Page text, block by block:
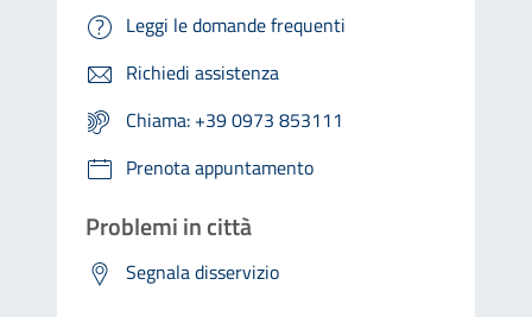
Leggi le domande frequenti
Richiedi assistenza
Chiama: +39 0973 853111
Prenota appuntamento
Problemi in città
Segnala disservizio